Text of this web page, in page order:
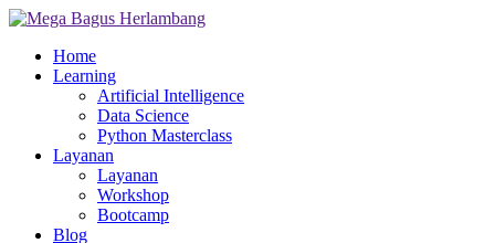
Home
Learning
Artificial Intelligence
Data Science
Python Masterclass
Layanan
Layanan
Workshop
Bootcamp
Blog